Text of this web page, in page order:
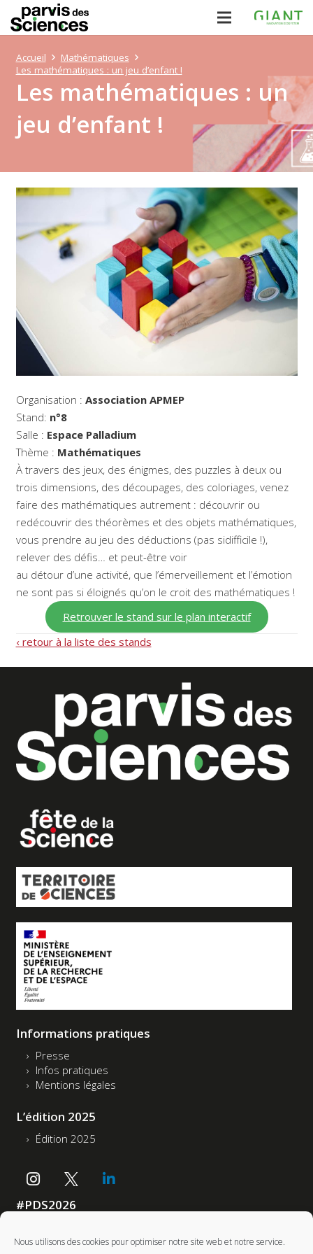
Nous utilisons des cookies pour optimiser notre site web et notre service.
Les mathématiques : un
jeu d’enfant !
Accueil
Mathématiques
Les mathématiques : un jeu d’enfant !
Organisation : Association APMEP
Stand: n°8
Salle : Espace Palladium
Thème : Mathématiques
À travers des jeux, des énigmes, des puzzles à deux ou
trois dimensions, des découpages, des coloriages, venez
faire des mathématiques autrement : découvrir ou
redécouvrir des théorèmes et des objets mathématiques,
vous prendre au jeu des déductions (pas sidifficile !),
relever des défis… et peut-être voir
au détour d’une activité, que l’émerveillement et l’émotion
ne sont pas si éloignés qu’on le croit des mathématiques !
Retrouver le stand sur le plan interactif
‹ retour à la liste des stands
Informations pratiques
Presse
Infos pratiques
Mentions légales
L’édition 2025
Édition 2025
#PDS2026